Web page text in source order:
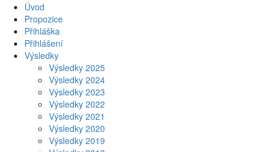
Úvod
Propozice
Přihláška
Přihlášení
Výsledky
Výsledky 2025
Výsledky 2024
Výsledky 2023
Výsledky 2022
Výsledky 2021
Výsledky 2020
Výsledky 2019